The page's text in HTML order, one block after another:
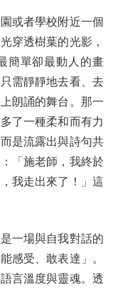
或者學校附近一個
穿透樹葉的光影，
簡單卻最動人的畫
需靜靜地去看、去
朗誦的舞台。那一
了一種柔和而有力
是流露出與詩句共
「施老師，我終於
我走出來了！」這
一場與自我對話的
感受、敢表達」。
言溫度與靈魂。透